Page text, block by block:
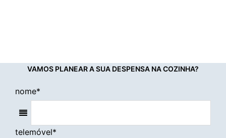
VAMOS PLANEAR A SUA DESPENSA NA COZINHA?
nome*
telemóvel*